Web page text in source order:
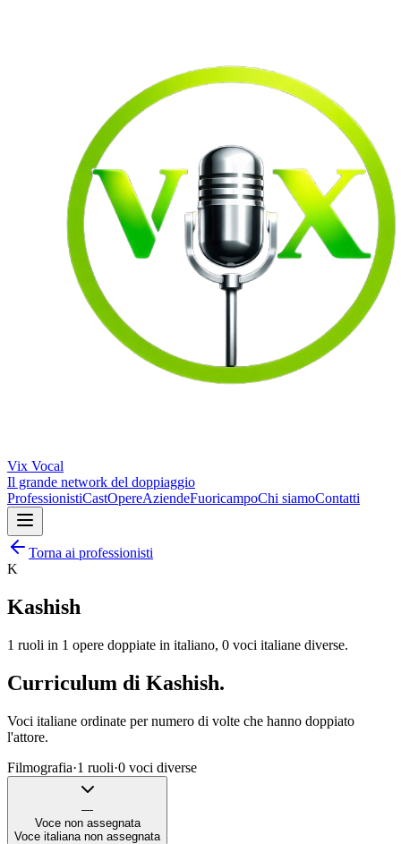
Vix Vocal
Il grande network del doppiaggio
ProfessionistiCastOpereAziendeFuoricampoChi siamoContatti
Torna ai professionisti
K
Kashish
1 ruoli in 1 opere doppiate in italiano, 0 voci italiane diverse.
Curriculum di Kashish.
Voci italiane ordinate per numero di volte che hanno doppiato
l'attore.
Filmografia·1 ruoli·0 voci diverse
—
Voce non assegnata
Voce italiana non assegnata